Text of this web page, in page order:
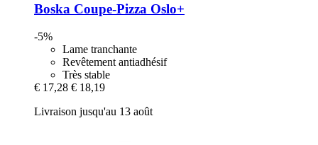
Boska Coupe-​Pizza Oslo+
-5%
Lame tranchante
Revêtement antiadhésif
Très stable
€ 17,28 € 18,19
Livraison jusqu'au 13 août